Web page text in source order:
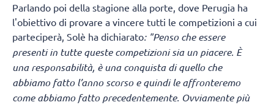
Parlando poi della stagione alla porte, dove Perugia ha
l'obiettivo di provare a vincere tutti le competizioni a cui
parteciperà, Solè ha dichiarato: "Penso che essere
presenti in tutte queste competizioni sia un piacere. È
una responsabilità, è una conquista di quello che
abbiamo fatto l’anno scorso e quindi le affronteremo
come abbiamo fatto precedentemente. Ovviamente più